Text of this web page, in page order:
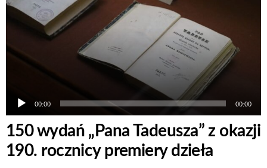
00:00 00:00
150 wydań „Pana Tadeusza” z okazji
190. rocznicy premiery dzieła